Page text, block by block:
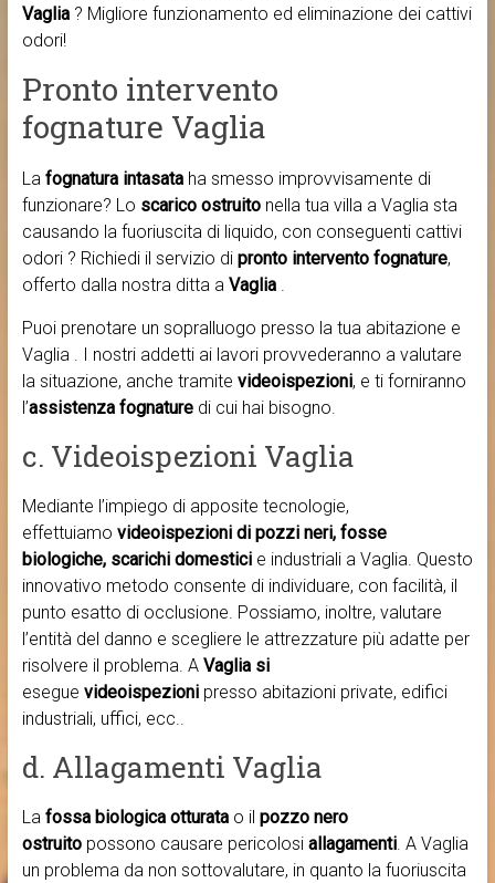
Vaglia ? Migliore funzionamento ed eliminazione dei cattivi
odori!
Pronto intervento
fognature Vaglia
La fognatura intasataha smesso improvvisamente di
funzionare? Lo scarico ostruitonella tua villa a Vaglia sta
causando la fuoriuscita di liquido, con conseguenti cattivi
odori ? Richiedi il servizio di pronto intervento fognature,
offerto dalla nostra ditta a Vaglia .
Puoi prenotare un sopralluogo presso la tua abitazione e
Vaglia . I nostri addetti ai lavori provvederanno a valutare
la situazione, anche tramite videoispezioni, e ti forniranno
l’assistenza fognaturedi cui hai bisogno.
c. Videoispezioni Vaglia
Mediante l’impiego di apposite tecnologie,
effettuiamo videoispezioni di pozzi neri, fosse
biologiche, scarichi domesticie industriali a Vaglia. Questo
innovativo metodo consente di individuare, con facilità, il
punto esatto di occlusione. Possiamo, inoltre, valutare
l’entità del danno e scegliere le attrezzature più adatte per
risolvere il problema. A Vaglia si
esegue videoispezionipresso abitazioni private, edifici
industriali, uffici, ecc..
d. Allagamenti Vaglia
La fossa biologica otturatao il pozzo nero
ostruitopossono causare pericolosi allagamenti. A Vaglia
un problema da non sottovalutare, in quanto la fuoriuscita